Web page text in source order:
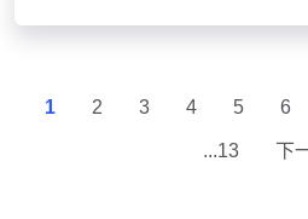
1 2 3 4 5 6
...13 下